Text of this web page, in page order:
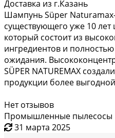
Доставка из г.Казань
Шампунь Süper
существующего уже 10
который состоит из
ингредиентов и
ожидания.
SÜPER NATUREMAX
продукции более
Нет отзывов
Промышленные пылесосы
31 марта 2025